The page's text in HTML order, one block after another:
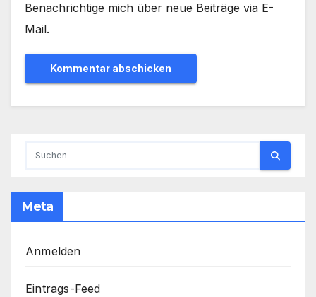
Benachrichtige mich über neue Beiträge via E-
Mail.
Meta
Anmelden
Eintrags-Feed